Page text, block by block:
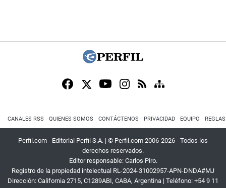
CANALES RSS QUIENES SOMOS CONTÁCTENOS PRIVACIDAD EQUIPO
Perfil.com - Editorial Perfil S.A. | © Perfil.com 2006-2026 - Todos los
derechos reservados.
Editor responsable: Carlos Piro.
Registro de la propiedad intelectual RL-2024-31002957-APN-DNDA#MJ
Dirección: California 2715, C1289ABI, CABA, Argentina | Teléfono: +54 9 11